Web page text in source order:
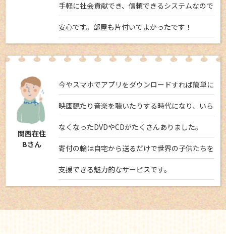
手軽に社会貢献でき、信頼できるシステムなので
安心です。部屋も片付いてよかったです！
関西在住
Bさん
今やスマホでアプリをダウンロードすれば簡単に
映画観たり音楽を聴いたりする時代になり、いら
なくなったDVDやCDがたくさんありました。
寄付の輪は自宅から送るだけで世界の子供たちを
支援できる魅力的なサービスです。